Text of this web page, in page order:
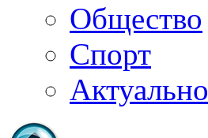
Общество
Спорт
Актуально